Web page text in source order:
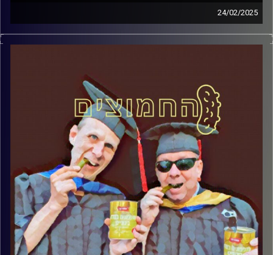
24/02/2025
המערכת הפוליטית על ספת הפסיכולוג, עם פרופסור בועז בן-
דוד ופרופסור גלעד הירשברגר
קרדיט תמונות:AudioVersity